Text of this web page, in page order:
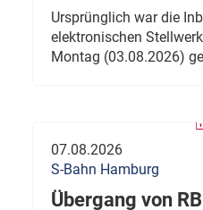
Ursprünglich war die
elektronischen
Montag (03.08.2026)
07.08.2026
S-Bahn Hamburg
Übergang von